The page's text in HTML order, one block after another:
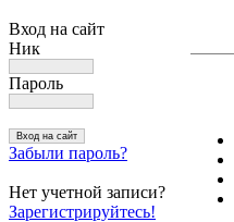
Вход на сайт
Ник
Пароль
Забыли пароль?
Нет учетной записи?
Зарегистрируйтесь!